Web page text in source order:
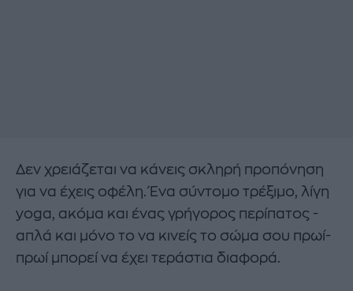
Δεν χρειάζεται να κάνεις σκληρή προπόνηση
για να έχεις οφέλη. Ένα σύντομο τρέξιμο, λίγη
yoga, ακόμα και ένας γρήγορος περίπατος -
απλά και μόνο το να κινείς το σώμα σου πρωί-
πρωί μπορεί να έχει τεράστια διαφορά.